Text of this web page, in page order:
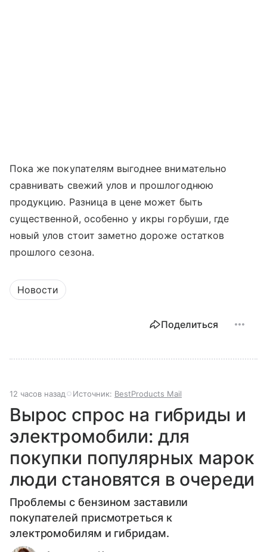
Пока же покупателям выгоднее внимательно
сравнивать свежий улов и прошлогоднюю
продукцию. Разница в цене может быть
существенной, особенно у икры горбуши, где
новый улов стоит заметно дороже остатков
прошлого сезона.
Новости
Поделиться
12 часов назад Источник: BestProducts Mail
Вырос спрос на гибриды и
электромобили: для
покупки популярных марок
люди становятся в очереди
Проблемы с бензином заставили
покупателей присмотреться к
электромобилям и гибридам.